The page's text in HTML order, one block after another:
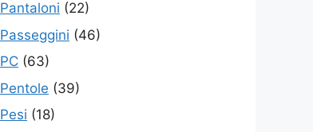
Pantaloni (22)
Passeggini (46)
PC (63)
Pentole (39)
Pesi (18)